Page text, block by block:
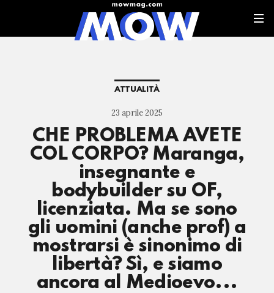
ATTUALITÀ
23 aprile 2025
CHE PROBLEMA AVETE
COL CORPO? Maranga,
insegnante e
bodybuilder su OF,
licenziata. Ma se sono
gli uomini (anche prof) a
mostrarsi è sinonimo di
libertà? Sì, e siamo
ancora al Medioevo...